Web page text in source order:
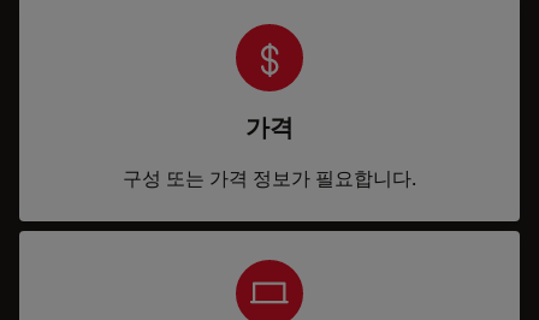
가격
구성 또는 가격 정보가 필요합니다.